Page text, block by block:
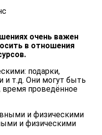
очень важен
в отношения
подарки,
и т.д. Они могут быть
проведённое
и физическими